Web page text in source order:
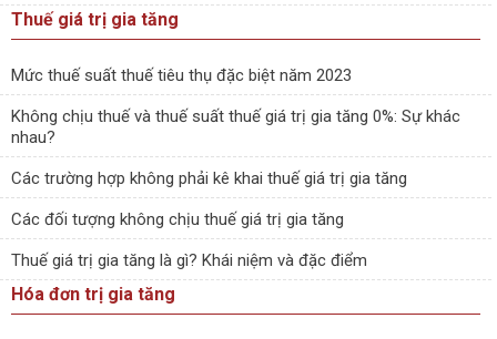
Thuế giá trị gia tăng
Mức thuế suất thuế tiêu thụ đặc biệt năm 2023
Không chịu thuế và thuế suất thuế giá trị gia tăng 0%: Sự khác
nhau?
Các trường hợp không phải kê khai thuế giá trị gia tăng
Các đối tượng không chịu thuế giá trị gia tăng
Thuế giá trị gia tăng là gì? Khái niệm và đặc điểm
Hóa đơn trị gia tăng